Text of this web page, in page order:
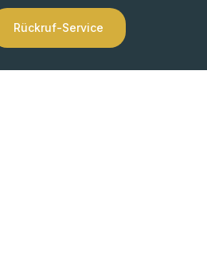
Rückruf-Service